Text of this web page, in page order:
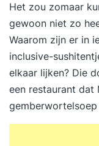
persoonlijke
vul je een
persoonlijke
we graag een
Op basis van je
trainingsgroep
Zo sluit de
Het zou zomaar
gewoon niet zo
Waarom zijn er in
inclusive-
elkaar lijken? Die
een restaurant dat